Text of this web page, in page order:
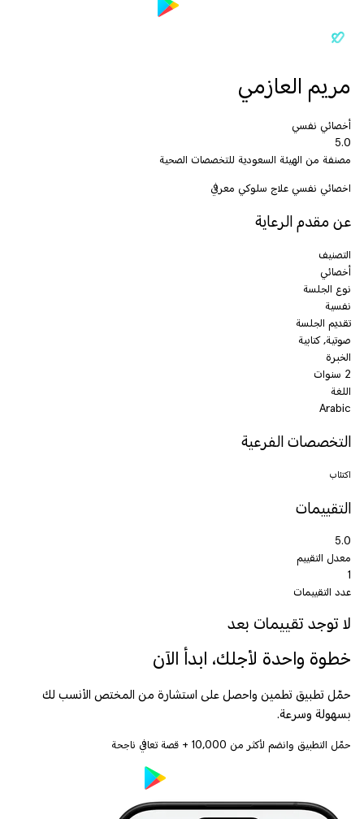
مريم العازمي
أخصائي نفسي
5.0
مصنفة من الهيئة السعودية للتخصصات الصحية
اخصائي نفسي علاج سلوكي معرفي
عن مقدم الرعاية
التصنيف
أخصائي
نوع الجلسة
نفسية
تقديم الجلسة
صوتية, كتابية
الخبرة
2 سنوات
اللغة
Arabic
التخصصات الفرعية
اكتئاب
التقييمات
5.0
معدل التقييم
1
عدد التقييمات
لا توجد تقييمات بعد
خطوة واحدة لأجلك، ابدأ الآن
حمّل تطبيق تطمين واحصل على استشارة من المختص الأنسب لك
بسهولة وسرعة.
حمّل التطبيق وانضم لأكثر من 10,000 + قصة تعافي ناجحة